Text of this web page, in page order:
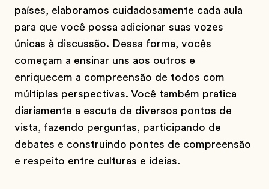
países, elaboramos cuidadosamente cada aula
para que você possa adicionar suas vozes
únicas à discussão. Dessa forma, vocês
começam a ensinar uns aos outros e
enriquecem a compreensão de todos com
múltiplas perspectivas. Você também pratica
diariamente a escuta de diversos pontos de
vista, fazendo perguntas, participando de
debates e construindo pontes de compreensão
e respeito entre culturas e ideias.